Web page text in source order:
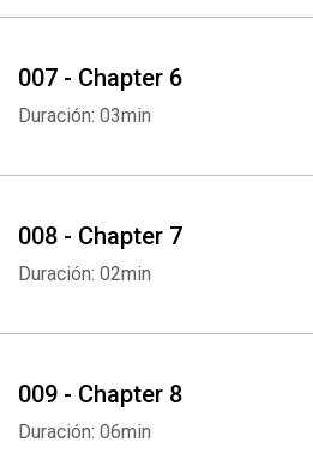
007 - Chapter 6
Duración: 03min
008 - Chapter 7
Duración: 02min
009 - Chapter 8
Duración: 06min